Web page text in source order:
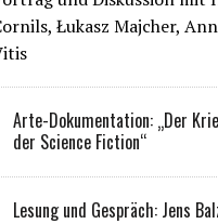
Łukasz Majcher,
Arte-Dokumentation: „Der
der Science Fiction“
Lesung und Gespräch: Jens